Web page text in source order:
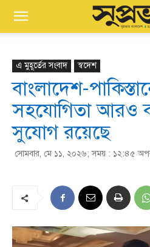
এ মুহূর্তের সংবাদ স্বদেশ
বাংলাদেশ-
সহযোগিতা আরও
সুযোগ রয়েছে
সোমবার, মে ১১, ২০২৬; সময় : ১২:৪৫